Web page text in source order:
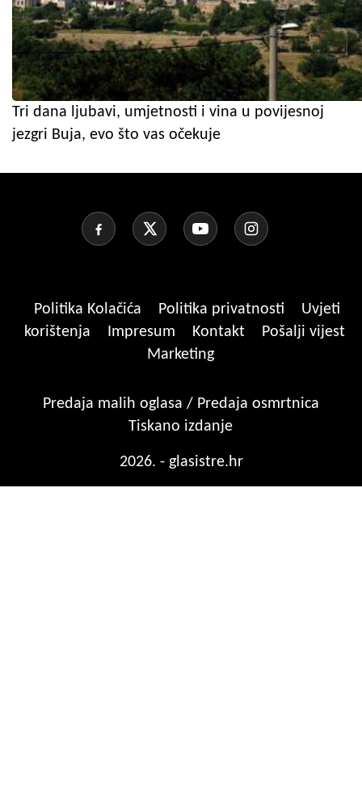
Tri dana ljubavi, umjetnosti i vina u povijesnoj
jezgri Buja, evo što vas očekuje
Politika Kolačića Politika privatnosti
Uvjeti
korištenja
Impresum Kontakt
Pošalji vijest
Marketing
Predaja malih oglasa / Predaja osmrtnica
Tiskano izdanje
2026. - glasistre.hr